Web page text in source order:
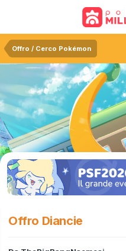
Offro / Cerco Pokémon
Offro Diancie